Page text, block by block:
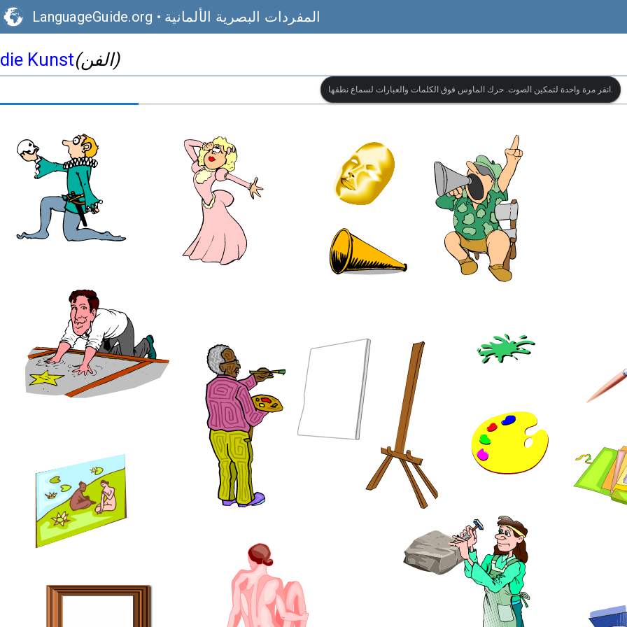
LanguageGuide.org • المفردات البصرية الألمانية
die Kunst (الفن)
انقر مرة واحدة لتمكين الصوت. حرك الماوس فوق الكلمات والعبارات لسماع نطقها.